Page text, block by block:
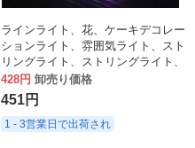
ラインライト、花、ケーキデコレー
ションライト、雰囲気ライト、スト
リングライト、ストリングライト、
ギフトデコレーションライト、屋外
春祭りライト
428円 卸売り価格
451円
1 - 3営業日で出荷され